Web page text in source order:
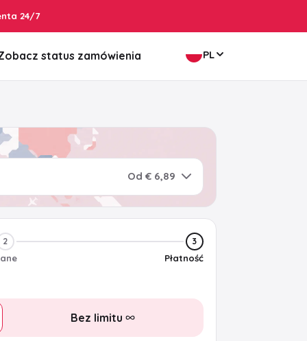
24/7
status zamówienia PL
Od € 6,89
2 3
Płatność
Bez limitu